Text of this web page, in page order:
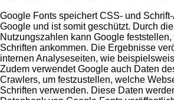
Google Fonts speichert CSS- und
Google und ist somit geschützt. Durch
Nutzungszahlen kann Google
Schriften ankommen. Die Ergebnisse
internen Analyseseiten, wie
Zudem verwendet Google auch Daten
Crawlers, um festzustellen, welche
Schriften verwenden. Diese Daten